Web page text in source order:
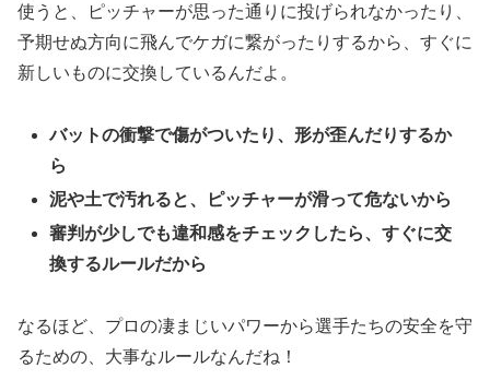
使うと、ピッチャーが思った通りに投げられなかったり、
予期せぬ方向に飛んでケガに繋がったりするから、すぐに
新しいものに交換しているんだよ。
バットの衝撃で傷がついたり、形が歪んだりするか
ら
泥や土で汚れると、ピッチャーが滑って危ないから
審判が少しでも違和感をチェックしたら、すぐに交
換するルールだから
なるほど、プロの凄まじいパワーから選手たちの安全を守
るための、大事なルールなんだね！